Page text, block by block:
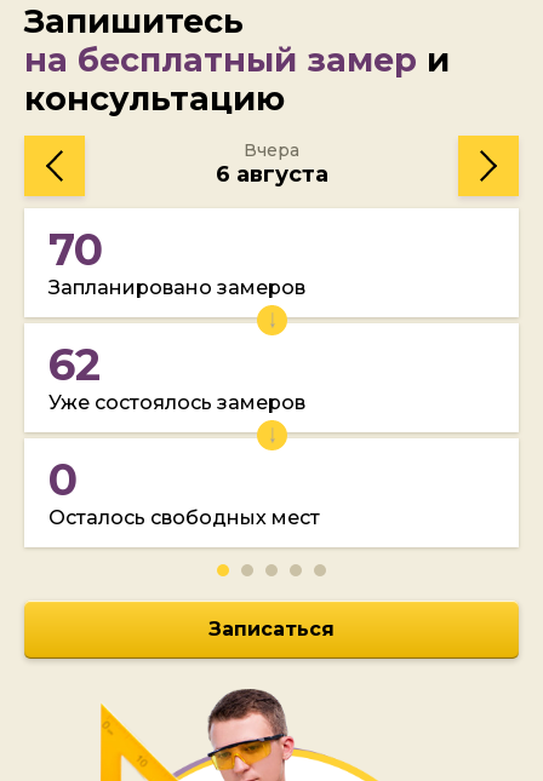
Запишитесь
на бесплатный замер и
консультацию
Вчера
6 августа
70
Запланировано замеров
62
Уже состоялось замеров
0
Осталось свободных мест
Записаться